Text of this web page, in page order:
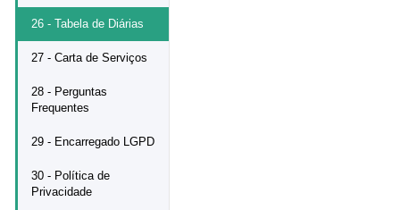
26 - Tabela de Diárias
27 - Carta de Serviços
28 - Perguntas
Frequentes
29 - Encarregado LGPD
30 - Política de
Privacidade